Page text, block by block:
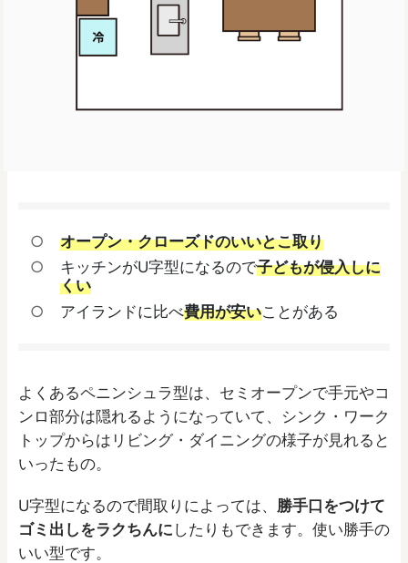
オープン・クローズドのいいとこ取り
キッチンがU字型になるので子どもが侵入しに
くい
アイランドに比べ費用が安いことがある
よくあるペニンシュラ型は、セミオープンで手元やコ
ンロ部分は隠れるようになっていて、シンク・ワーク
トップからはリビング・ダイニングの様子が見れると
いったもの。
U字型になるので間取りによっては、 勝手口をつけて
ゴミ出しをラクちんに したりもできます。使い勝手の
いい型です。